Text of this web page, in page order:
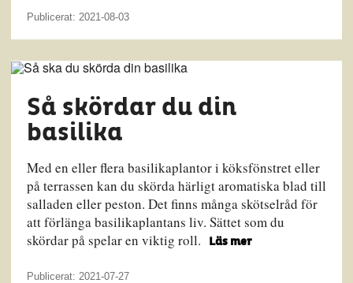
Publicerat: 2021-08-03
Så skördar du din
basilika
Med en eller flera basilikaplantor i köksfönstret eller
på terrassen kan du skörda härligt aromatiska blad till
salladen eller peston. Det finns många skötselråd för
att förlänga basilikaplantans liv. Sättet som du
skördar på spelar en viktig roll.
Läs mer
Publicerat: 2021-07-27